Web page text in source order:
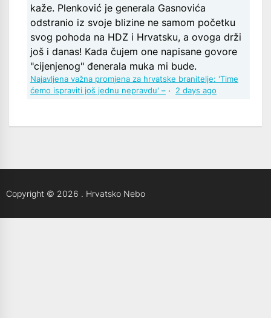
kaže. Plenković je generala Gasnovića
odstranio iz svoje blizine ne samom početku
svog pohoda na HDZ i Hrvatsku, a ovoga drži
još i danas! Kada čujem one napisane govore
"cijenjenog" đenerala muka mi bude.
Najavljena važna promjena za hrvatske branitelje: 'Time
ćemo ispraviti još jednu nepravdu' – · 2 days ago
Copyright © 2026 . Hrvatsko Nebo